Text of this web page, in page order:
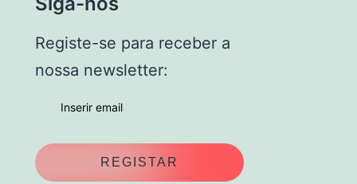
Registe-se para receber a
nossa newsletter: